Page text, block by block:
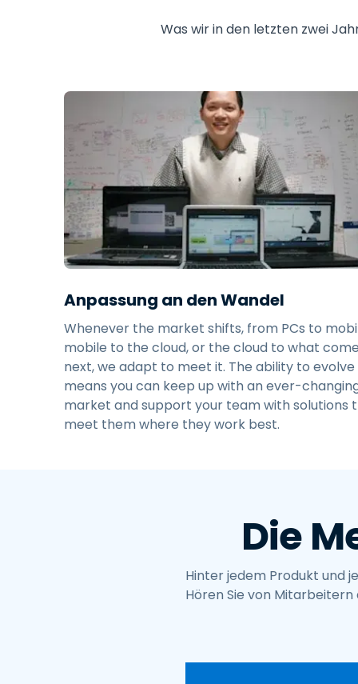
Was wir in den letzten zwei
Anpassung an den Wandel
Whenever the market shifts, from PCs to
mobile to the cloud, or the cloud to what
next, we adapt to meet it. The ability to evolve
means you can keep up with an ever-
market and support your team with solutions
meet them where they work best.
Die
Hinter jedem Produkt und
Hören Sie von Mitarbeitern